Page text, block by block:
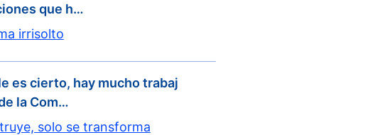
que h…
irrisolto
es cierto, hay mucho trabaj
la Com…
solo se transforma